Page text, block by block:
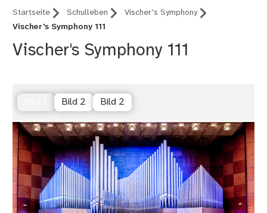
Startseite Schulleben
Vischer's Symphony
Vischer's Symphony 111
Vischer's Symphony 111
Bild 2 Bild 2